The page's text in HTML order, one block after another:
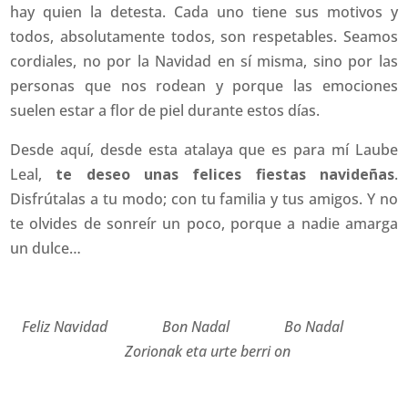
hay quien la detesta. Cada uno tiene sus motivos y
todos, absolutamente todos, son respetables. Seamos
cordiales, no por la Navidad en sí misma, sino por las
personas que nos rodean y porque las emociones
suelen estar a flor de piel durante estos días.
Desde aquí, desde esta atalaya que es para mí Laube
Leal, te deseo unas felices fiestas navideñas.
Disfrútalas a tu modo; con tu familia y tus amigos. Y no
te olvides de sonreír un poco, porque a nadie amarga
un dulce…
Feliz Navidad Bon Nadal Bo Nadal
Zorionak eta urte berri on